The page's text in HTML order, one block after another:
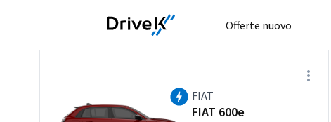
Offerte nuovo
FIAT
FIAT 600e